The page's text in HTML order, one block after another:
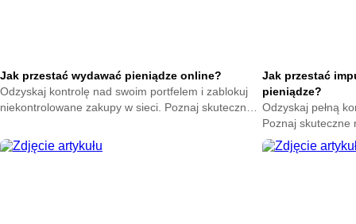
Jak przestać wydawać pieniądze online?
Odzyskaj kontrolę nad swoim portfelem i zablokuj
niekontrolowane zakupy w sieci. Poznaj skuteczne
przycisku kup teraz.
Jak przestać
pieniądze?
Odzyskaj pełną
Poznaj skuteczne
nagłych
oszczędności już